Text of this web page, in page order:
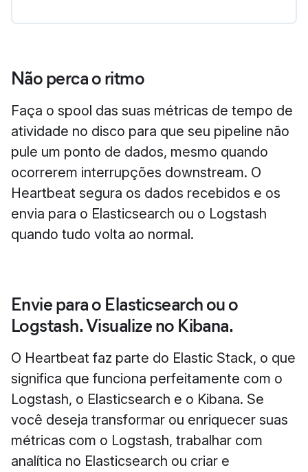
Não perca o ritmo
Faça o spool das suas métricas de tempo de
atividade no disco para que seu pipeline não
pule um ponto de dados, mesmo quando
ocorrerem interrupções downstream. O
Heartbeat segura os dados recebidos e os
envia para o Elasticsearch ou o Logstash
quando tudo volta ao normal.
Envie para o Elasticsearch ou o
Logstash. Visualize no Kibana.
O Heartbeat faz parte do Elastic Stack, o que
significa que funciona perfeitamente com o
Logstash, o Elasticsearch e o Kibana. Se
você deseja transformar ou enriquecer suas
métricas com o Logstash, trabalhar com
analítica no Elasticsearch ou criar e